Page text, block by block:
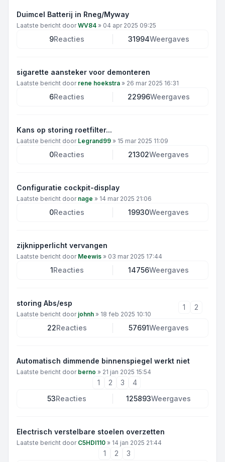
Duimcel Batterij in Rneg/Myway
Laatste bericht doorWV84 » 04 apr 2025 09:25
9Reacties 31994Weergaves
sigarette aansteker voor demonteren
Laatste bericht door rene hoekstra » 26 mar 2025 16:31
6Reacties 22996Weergaves
Kans op storing roetfilter...
Laatste bericht door Legrand99 » 15 mar 2025 11:09
0Reacties 21302Weergaves
Configuratie cockpit-display
Laatste bericht door nage » 14 mar 2025 21:06
0Reacties 19930Weergaves
zijknipperlicht vervangen
Laatste bericht door Meewis » 03 mar 2025 17:44
1Reacties 14756Weergaves
storing Abs/esp
Laatste bericht door johnh » 18 feb 2025 10:10
1 2
22Reacties 57691Weergaves
Automatisch dimmende binnenspiegel werkt niet
Laatste bericht door berno » 21 jan 2025 15:54
1 2 3
4
53Reacties 125893Weergaves
Electrisch verstelbare stoelen overzetten
Laatste bericht door C5HDI110 » 14 jan 2025 21:44
1 2
3